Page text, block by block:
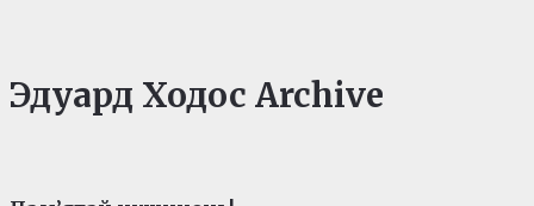
Эдуард Ходос Archive